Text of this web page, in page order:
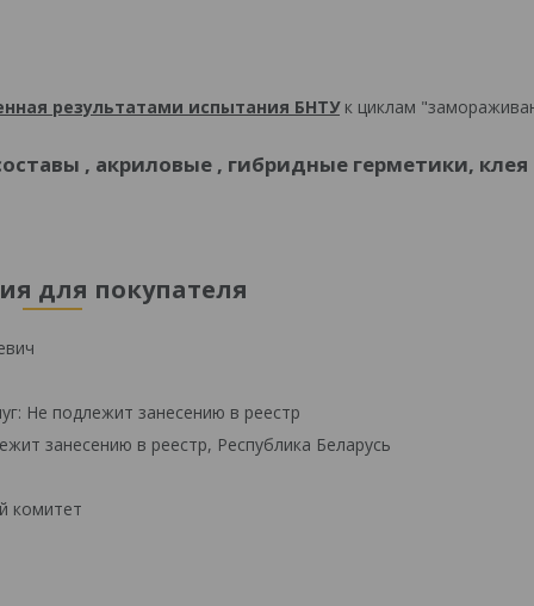
результатами испытания БНТУк циклам
, акриловые , гибридные герметики, клея
для покупателя
Не подлежит занесению в реестр
занесению в реестр, Республика Беларусь
комитет